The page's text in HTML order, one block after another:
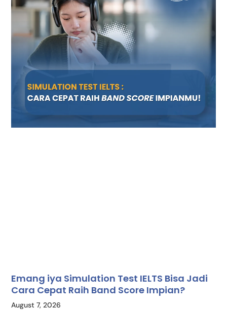
Emang iya Simulation Test IELTS Bisa Jadi
Cara Cepat Raih Band Score Impian?
August 7, 2026